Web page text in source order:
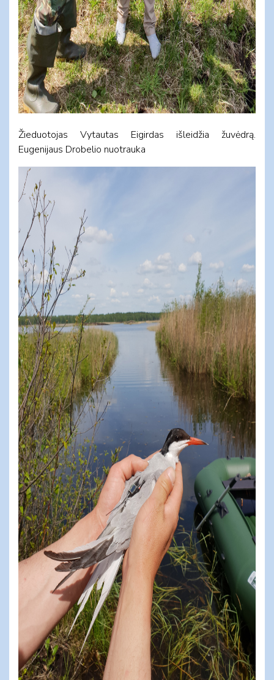
Žieduotojas Vytautas Eigirdas išleidžia žuvėdrą.
Eugenijaus Drobelio nuotrauka